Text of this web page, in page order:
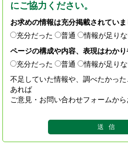
にご協力ください。
お求めの情報は充分掲載されていま
充分だった
普通
情報が足り
ページの構成や内容、表現はわか
充分だった
普通
情報が足り
不足していた情報や、調べたかっ
あれば
ご意見・お問い合わせフォームから